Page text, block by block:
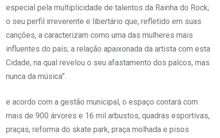
especial pela multiplicidade de talentos da Rainha do Rock;
o seu perfil irreverente e libertário que, refletido em suas
canções, a caracterizam como uma das mulheres mais
influentes do país; a relação apaixonada da artista com esta
Cidade, na qual revelou o seu afastamento dos palcos, mas
nunca da música”.
e acordo com a gestão municipal, o espaço contará com
mais de 900 árvores e 16 mil arbustos, quadras esportivas,
praças, reforma do skate park, praça molhada e pisos